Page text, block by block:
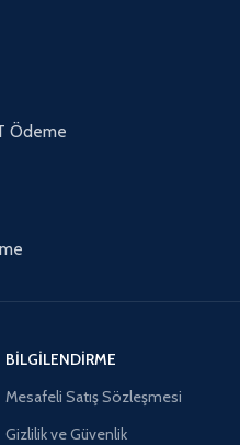
Ödeme
BILGILENDIRME
Mesafeli Satış Sözleşmesi
Gizlilik ve Güvenlik